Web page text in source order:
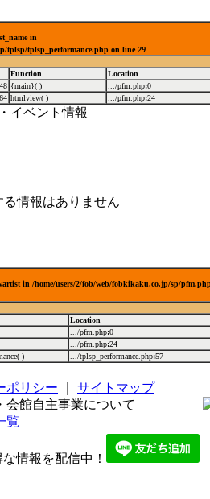
in
tplsp/tplsp_performance.php on line29
Function
Location
{main}( ) .../pfm.php:0
htmlview( ) .../pfm.php:24
イベント情報
る情報はありません
in /home/users/2/fob/web/fobkikaku.co.jp/sp/
Location
.../pfm.php:0
.../pfm.php:24
) .../tplsp_performance.php:57
ポリシー
サイトマップ
会館自主事業について
覧
情報を配信中！